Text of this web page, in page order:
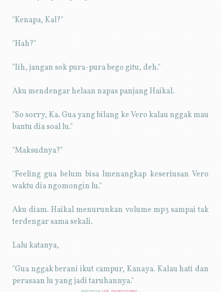
"Kenapa, Kal?"
"Hah?"
"Iih, jangan sok pura-pura bego gitu, deh."
Aku mendengar helaan napas panjang Haikal.
"So sorry, Ka. Gua yang bilang ke Vero kalau nggak mau
bantu dia soal lu."
"Maksudnya?"
"Feeling gua belum bisa lmenangkap keseriusan Vero
waktu dia ngomongin lu."
Aku diam. Haikal menurunkan volume mp3 sampai tak
terdengar sama sekali.
Lalu katanya,
"Gua nggak berani ikut campur, Kanaya. Kalau hati dan
perasaan lu yang jadi taruhannya."